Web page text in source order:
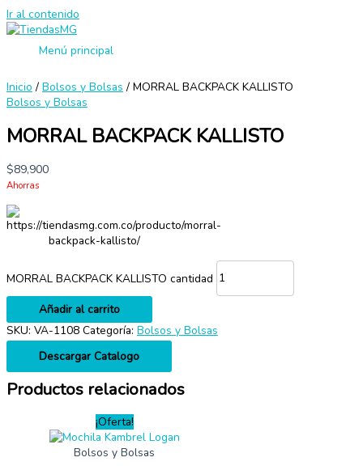
Ir al contenido
Menú principal
Inicio / Bolsos y Bolsas / MORRAL BACKPACK KALLISTO
Bolsos y Bolsas
MORRAL BACKPACK KALLISTO
$89,900
Ahorras
https://tiendasmg.com.co/producto/morral-
backpack-kallisto/
MORRAL BACKPACK KALLISTO cantidad
Añadir al carrito
SKU: VA-1108 Categoría: Bolsos y Bolsas
Descargar Catalogo
Productos relacionados
¡Oferta!
Bolsos y Bolsas